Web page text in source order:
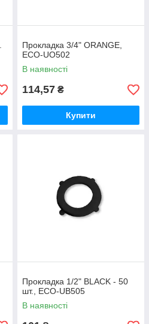
Прокладка 3/4" ORANGE,
ECO-UO502
В наявності
114,57 ₴
Купити
Прокладка 1/2" BLACK - 50
шт., ECO-UB505
В наявності